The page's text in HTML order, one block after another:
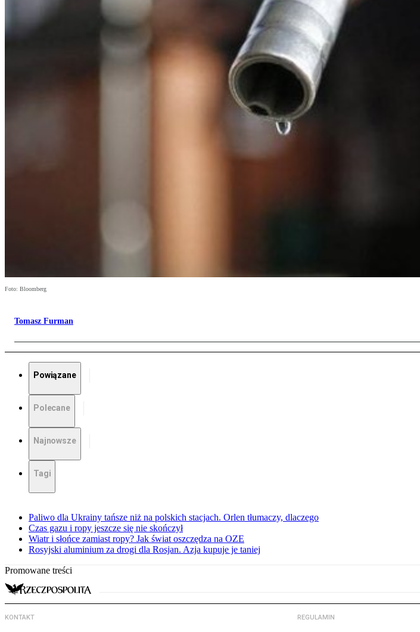
Foto: Bloomberg
Tomasz Furman
Powiązane
Polecane
Najnowsze
Tagi
Paliwo dla Ukrainy tańsze niż na polskich stacjach. Orlen tłumaczy, dlaczego
Czas gazu i ropy jeszcze się nie skończył
Wiatr i słońce zamiast ropy? Jak świat oszczędza na OZE
Rosyjski aluminium za drogi dla Rosjan. Azja kupuje je taniej
Promowane treści
KONTAKT REGULAMIN